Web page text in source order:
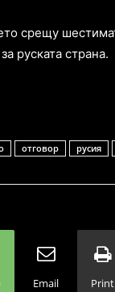
срещу
руската страна.
отговор русия
Email Print